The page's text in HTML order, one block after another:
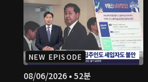
NEW EPISODE
08/06/2026 • 52분